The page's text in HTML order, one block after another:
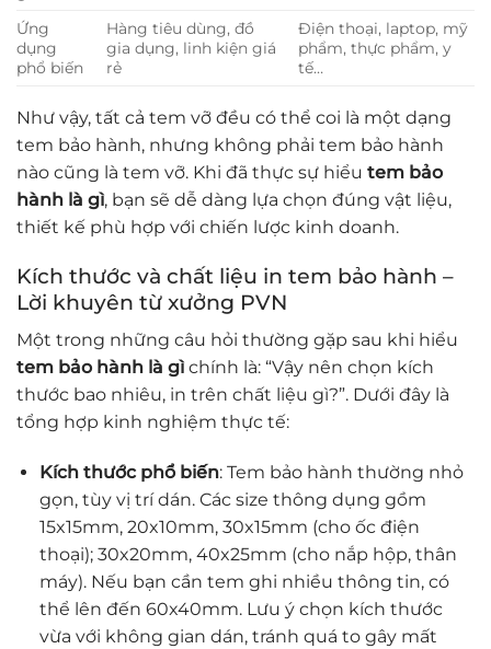
Ứng
dụng
phổ biến
Hàng tiêu dùng, đồ
gia dụng, linh kiện giá
rẻ
Điện thoại, laptop, mỹ
phẩm, thực phẩm, y
tế…
Như vậy, tất cả tem vỡ đều có thể coi là một dạng
tem bảo hành, nhưng không phải tem bảo hành
nào cũng là tem vỡ. Khi đã thực sự hiểu tem bảo
hành là gì, bạn sẽ dễ dàng lựa chọn đúng vật liệu,
thiết kế phù hợp với chiến lược kinh doanh.
Kích thước và chất liệu in tem bảo hành –
Lời khuyên từ xưởng PVN
Một trong những câu hỏi thường gặp sau khi hiểu
tem bảo hành là gìchính là: “Vậy nên chọn kích
thước bao nhiêu, in trên chất liệu gì?”. Dưới đây là
tổng hợp kinh nghiệm thực tế:
Kích thước phổ biến: Tem bảo hành thường nhỏ
gọn, tùy vị trí dán. Các size thông dụng gồm
15x15mm, 20x10mm, 30x15mm (cho ốc điện
thoại); 30x20mm, 40x25mm (cho nắp hộp, thân
máy). Nếu bạn cần tem ghi nhiều thông tin, có
thể lên đến 60x40mm. Lưu ý chọn kích thước
vừa với không gian dán, tránh quá to gây mất